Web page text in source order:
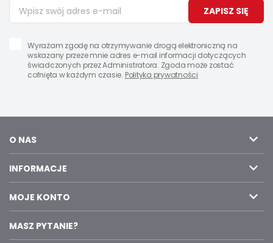
ZAPISZ SIĘ
Wyrażam zgodę na otrzymywanie drogą elektroniczną na
wskazany przeze mnie adres e-mail informacji dotyczących
świadczonych przez Administratora. Zgoda może zostać
cofnięta w każdym czasie. Polityka prywatności
O NAS
INFORMACJE
MOJE KONTO
MASZ PYTANIE?